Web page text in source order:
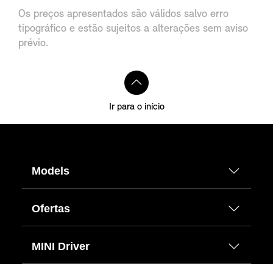
Os preços apresentados são válidos salvo erro
tipográfico e estão sujeitos a alterações sem aviso
prévio.
Ir para o início
Models
Ofertas
MINI Driver